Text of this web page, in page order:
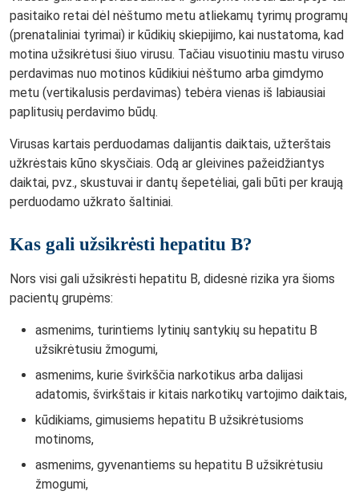
pasitaiko retai dėl nėštumo metu atliekamų tyrimų programų
(prenataliniai tyrimai) ir kūdikių skiepijimo, kai nustatoma, kad
motina užsikrėtusi šiuo virusu. Tačiau visuotiniu mastu viruso
perdavimas nuo motinos kūdikiui nėštumo arba gimdymo
metu (vertikalusis perdavimas) tebėra vienas iš labiausiai
paplitusių perdavimo būdų.
Virusas kartais perduodamas dalijantis daiktais, užterštais
užkrėstais kūno skysčiais. Odą ar gleivines pažeidžiantys
daiktai, pvz., skustuvai ir dantų šepetėliai, gali būti per kraują
perduodamo užkrato šaltiniai.
Kas gali užsikrėsti hepatitu B?
Nors visi gali užsikrėsti hepatitu B, didesnė rizika yra šioms
pacientų grupėms:
asmenims, turintiems lytinių santykių su hepatitu B
užsikrėtusiu žmogumi,
asmenims, kurie švirkščia narkotikus arba dalijasi
adatomis, švirkštais ir kitais narkotikų vartojimo daiktais,
kūdikiams, gimusiems hepatitu B užsikrėtusioms
motinoms,
asmenims, gyvenantiems su hepatitu B užsikrėtusiu
žmogumi,